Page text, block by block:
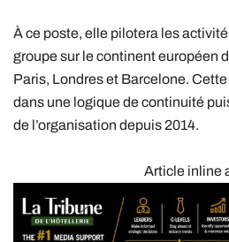
À ce poste, elle pilotera les
groupe sur le continent européen
Paris, Londres et Barcelone.
dans une logique de continuité
de l’organisation depuis 2014.
Article inline